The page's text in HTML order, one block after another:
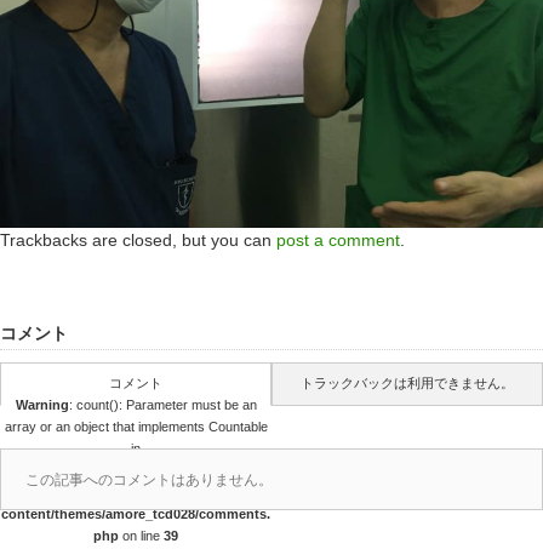
Trackbacks are closed, but you can post a comment
コメント
コメント
Warning: count(): Parameter must be an
array or an object that implements Countable
in
/home/pwk/withoutborder.jp/public_html/
content/themes/amore_tcd028/comments.
php on line 39
トラックバックは利用できません。
この記事へのコメントはありません。